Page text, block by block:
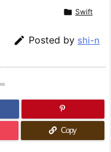
 Swift
 Posted by shi-n
Copy